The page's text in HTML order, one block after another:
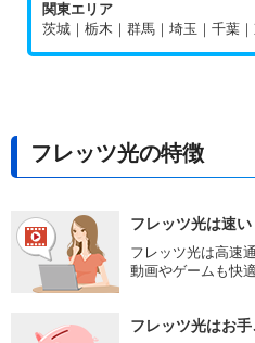
関東エリア
茨城｜栃木｜群馬｜埼玉｜千葉｜
フレッツ光の特徴
フレッツ光は速い
フレッツ光は高速
動画やゲームも快適
フレッツ光はお手